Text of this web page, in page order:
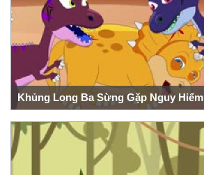
Khủng Long Ba Sừng Gặp Nguy Hiểm